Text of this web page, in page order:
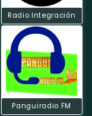
Radio Integración
Panguiradio FM